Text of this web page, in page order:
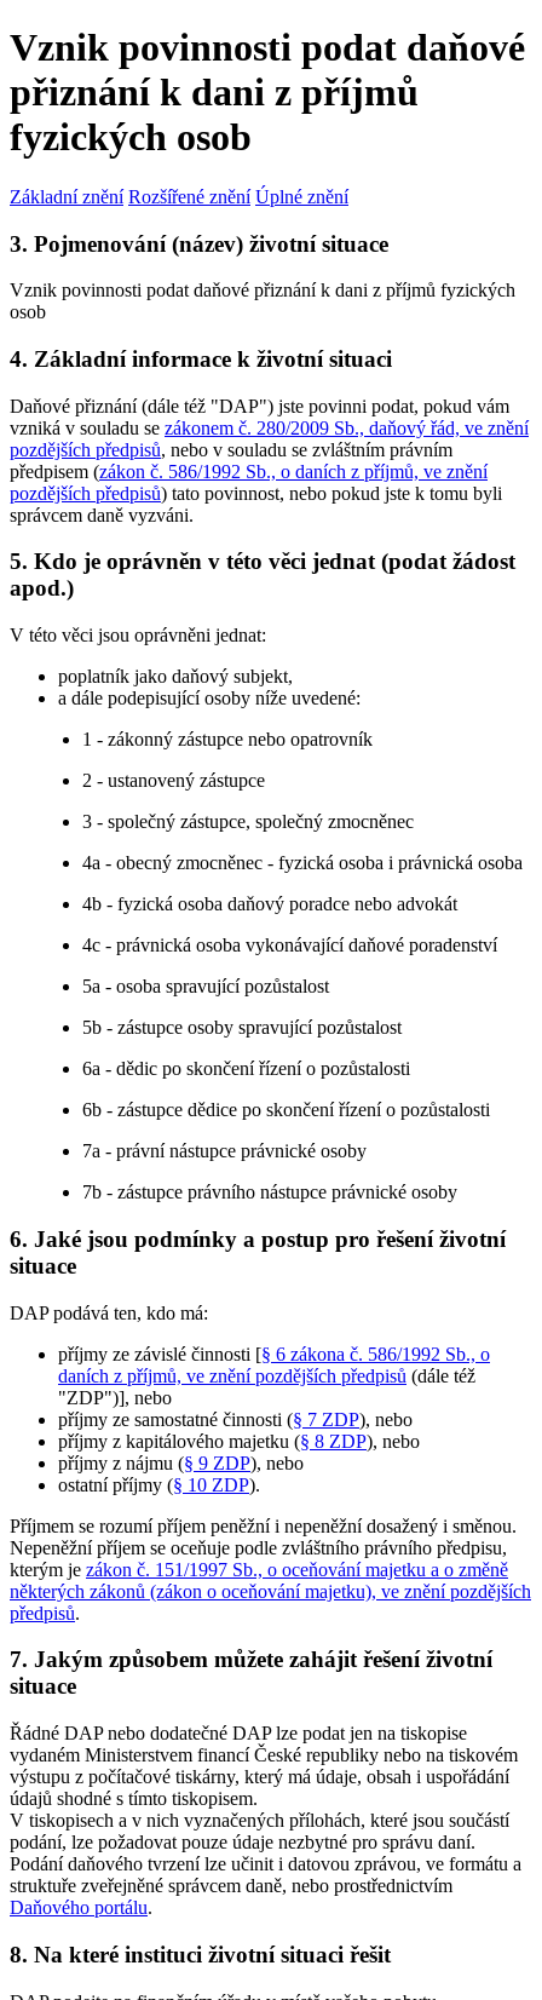
Vznik povinnosti podat daňové
přiznání k dani z příjmů
fyzických osob
Základní znění Rozšířené znění Úplné znění
3. Pojmenování (název) životní situace
Vznik povinnosti podat daňové přiznání k dani z příjmů fyzických
osob
4. Základní informace k životní situaci
Daňové přiznání (dále též "DAP") jste povinni podat, pokud vám
vzniká v souladu se zákonem č. 280/2009 Sb., daňový řád, ve znění
pozdějších předpisů, nebo v souladu se zvláštním právním
předpisem (zákon č. 586/1992 Sb., o daních z příjmů, ve znění
pozdějších předpisů) tato povinnost, nebo pokud jste k tomu byli
správcem daně vyzváni.
5. Kdo je oprávněn v této věci jednat (podat žádost
apod.)
V této věci jsou oprávněni jednat:
poplatník jako daňový subjekt,
a dále podepisující osoby níže uvedené:
1 - zákonný zástupce nebo opatrovník
2 - ustanovený zástupce
3 - společný zástupce, společný zmocněnec
4a - obecný zmocněnec - fyzická osoba i právnická osoba
4b - fyzická osoba daňový poradce nebo advokát
4c - právnická osoba vykonávající daňové poradenství
5a - osoba spravující pozůstalost
5b - zástupce osoby spravující pozůstalost
6a - dědic po skončení řízení o pozůstalosti
6b - zástupce dědice po skončení řízení o pozůstalosti
7a - právní nástupce právnické osoby
7b - zástupce právního nástupce právnické osoby
6. Jaké jsou podmínky a postup pro řešení životní
situace
DAP podává ten, kdo má:
příjmy ze závislé činnosti [§ 6 zákona č. 586/1992 Sb., o
daních z příjmů, ve znění pozdějších předpisů (dále též
"ZDP")], nebo
příjmy ze samostatné činnosti (§ 7 ZDP), nebo
příjmy z kapitálového majetku (§ 8 ZDP), nebo
příjmy z nájmu (§ 9 ZDP), nebo
ostatní příjmy (§ 10 ZDP).
Příjmem se rozumí příjem peněžní i nepeněžní dosažený i směnou.
Nepeněžní příjem se oceňuje podle zvláštního právního předpisu,
kterým je zákon č. 151/1997 Sb., o oceňování majetku a o změně
některých zákonů (zákon o oceňování majetku), ve znění pozdějších
předpisů.
7. Jakým způsobem můžete zahájit řešení životní
situace
Řádné DAP nebo dodatečné DAP lze podat jen na tiskopise
vydaném Ministerstvem financí České republiky nebo na tiskovém
výstupu z počítačové tiskárny, který má údaje, obsah i uspořádání
údajů shodné s tímto tiskopisem.
V tiskopisech a v nich vyznačených přílohách, které jsou součástí
podání, lze požadovat pouze údaje nezbytné pro správu daní.
Podání daňového tvrzení lze učinit i datovou zprávou, ve formátu a
struktuře zveřejněné správcem daně, nebo prostřednictvím
Daňového portálu.
8. Na které instituci životní situaci řešit